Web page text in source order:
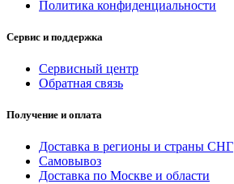
Политика конфиденциальности
Сервис и поддержка
Сервисный центр
Обратная связь
Получение и оплата
Доставка в регионы и страны СНГ
Самовывоз
Доставка по Москве и области